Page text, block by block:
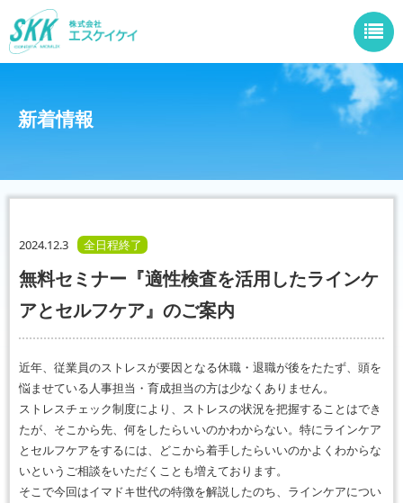
新着情報
全日程終了
2024.12.3
無料セミナー『適性検査を活用したラインケ
アとセルフケア』のご案内
近年、従業員のストレスが要因となる休職・退職が後をたたず、頭を
悩ませている人事担当・育成担当の方は少なくありません。
ストレスチェック制度により、ストレスの状況を把握することはでき
たが、そこから先、何をしたらいいのかわからない。特にラインケア
とセルフケアをするには、どこから着手したらいいのかよくわからな
いというご相談をいただくことも増えております。
そこで今回はイマドキ世代の特徴を解説したのち、ラインケアについ